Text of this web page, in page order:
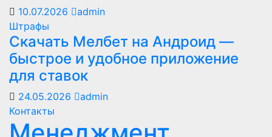
10.07.2026
admin
Штрафы
Скачать Мелбет на Андроид —
быстрое и удобное приложение
для ставок
24.05.2026
admin
Контакты